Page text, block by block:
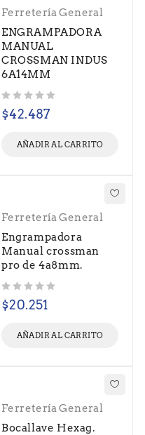
Ferretería General
ENGRAMPADORA
MANUAL
CROSSMAN INDUS
6A14MM
$42.487
AÑADIR AL CARRITO
Ferretería General
Engrampadora
Manual crossman
pro de 4a8mm.
$20.251
AÑADIR AL CARRITO
Ferretería General
Bocallave Hexag.